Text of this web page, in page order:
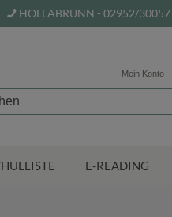
HOLLABRUNN - 02952/30057
Mein Konto
E-READING